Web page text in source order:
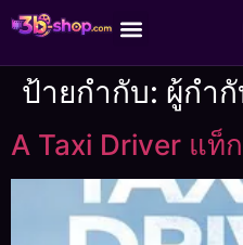
ป้ายกำกับ: ผู้กำ
A Taxi Driver แท็